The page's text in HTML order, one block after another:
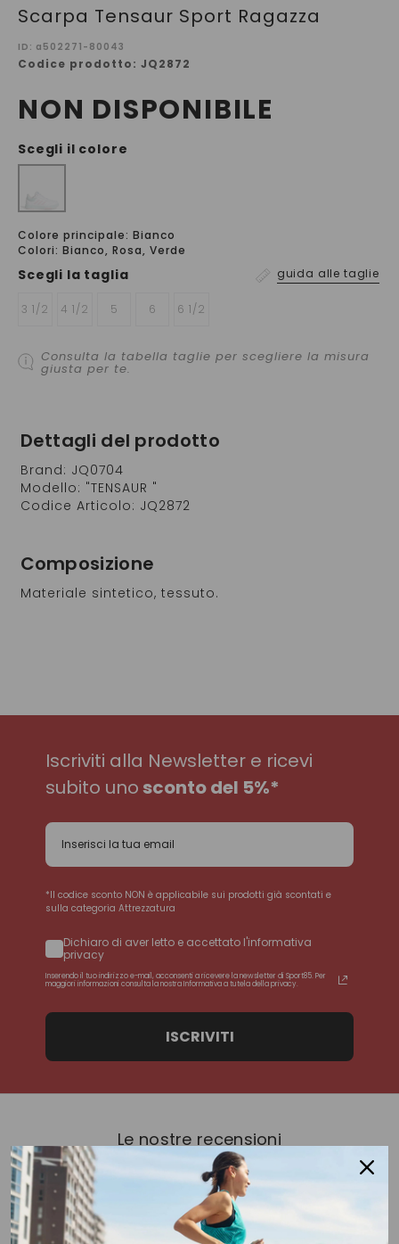
Scarpa Tensaur Sport Ragazza
ID: a502271-80043
Codice prodotto: JQ2872
NON DISPONIBILE
Scegli il colore
Colore principale: Bianco
Colori: Bianco, Rosa, Verde
Scegli la taglia guida alle taglie
3 1/2 4 1/2 5 6 6 1/2
Consulta la tabella taglie per scegliere la misura
giusta per te.
Dettagli del prodotto
Brand: JQ0704
Modello: "TENSAUR "
Codice Articolo: JQ2872
Composizione
Materiale sintetico, tessuto.
Iscriviti alla Newsletter e ricevi
subito unosconto del 5%*
*Il codice sconto NON è applicabile sui prodotti già scontati e
sulla categoria Attrezzatura
Dichiaro di aver letto e accettato l'informativa
privacy
Inserendo il tuo indirizzo e-mail, acconsenti a ricevere la newsletter di Sport85. Per
maggiori informazioni consulta la nostra Informativa a tutela della privacy.
ISCRIVITI
Le nostre recensioni
Eccellente
4,8/5